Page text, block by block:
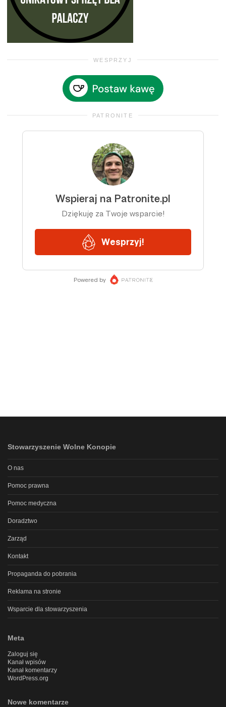
WESPRZYJ
PATRONITE
Stowarzyszenie Wolne Konopie
O nas
Pomoc prawna
Pomoc medyczna
Doradztwo
Zarząd
Kontakt
Propaganda do pobrania
Reklama na stronie
Wsparcie dla stowarzyszenia
Meta
Zaloguj się
Kanał wpisów
Kanał komentarzy
WordPress.org
Nowe komentarze